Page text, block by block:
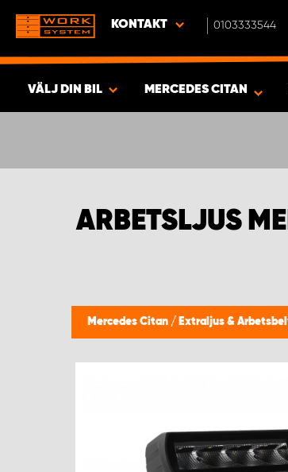
KONTAKT 0103333544
VÄLJ DIN BIL
PRODUKTER
MERCEDES CITAN
ARBETSLJUS
Mercedes Citan / Extraljus &